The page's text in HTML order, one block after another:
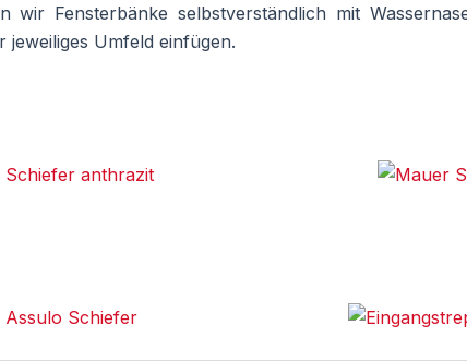
Fensterbänke selbstverständlich mit
Umfeld einfügen.